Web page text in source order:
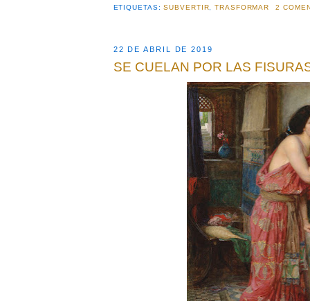
ETIQUETAS:SUBVERTIR ,TRASFORMAR 2
22 DE ABRIL DE 2019
SE CUELAN POR LAS